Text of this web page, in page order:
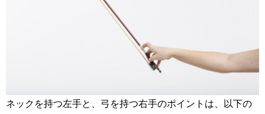
ネックを持つ左手と、弓を持つ右手のポイントは、以下の